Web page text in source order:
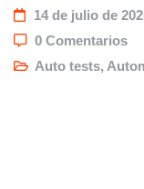
14 de julio de
0 Comentarios
Auto tests,